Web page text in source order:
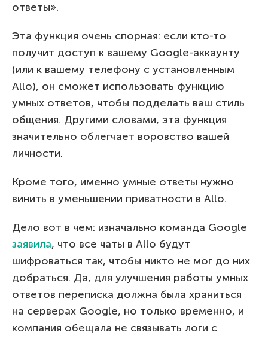
ответы».
Эта функция очень спорная: если кто-то
получит доступ к вашему Google-аккаунту
(или к вашему телефону с установленным
Allo), он сможет использовать функцию
умных ответов, чтобы подделать ваш стиль
общения. Другими словами, эта функция
значительно облегчает воровство вашей
личности.
Кроме того, именно умные ответы нужно
винить в уменьшении приватности в Allo.
Дело вот в чем: изначально команда Google
заявила, что все чаты в Allo будут
шифроваться так, чтобы никто не мог до них
добраться. Да, для улучшения работы умных
ответов переписка должна была храниться
на серверах Google, но только временно, и
компания обещала не связывать логи с